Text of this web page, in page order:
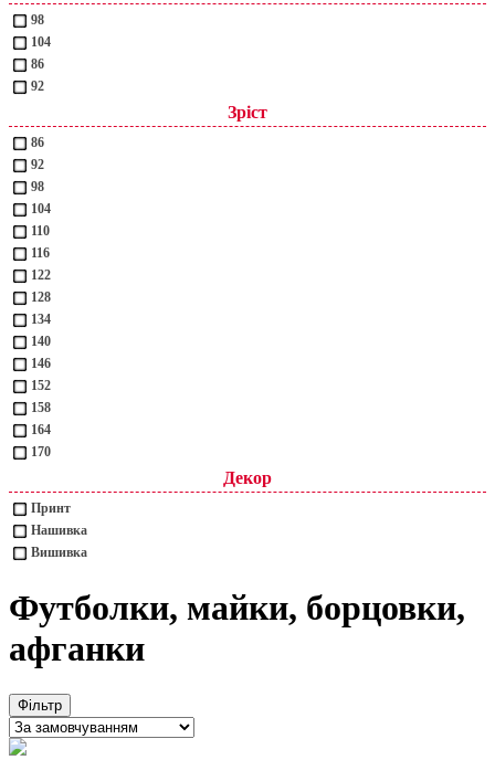
98
104
86
92
Зріст
86
92
98
104
110
116
122
128
134
140
146
152
158
164
170
Декор
Принт
Нашивка
Вишивка
Футболки, майки, борцовки,
афганки
Фільтр